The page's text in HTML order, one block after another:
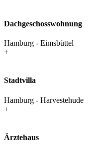
Dachgeschoss­wohnung
Hamburg - Eimsbüttel
+
Stadtvilla
Hamburg - Harvestehude
+
Ärztehaus